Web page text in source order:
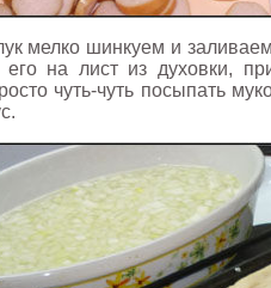
мелко шинкуем и
его на лист из духовки,
чуть-чуть посыпать